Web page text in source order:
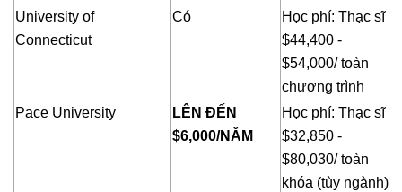
University of
Connecticut
Có
Học phí: Thạc sĩ
$44,400 -
$54,000/ toàn
chương trình
Pace University
LÊN ĐẾN
$6,000/NĂM
Học phí: Thạc sĩ
$32,850 -
$80,030/ toàn
khóa (tùy ngành)